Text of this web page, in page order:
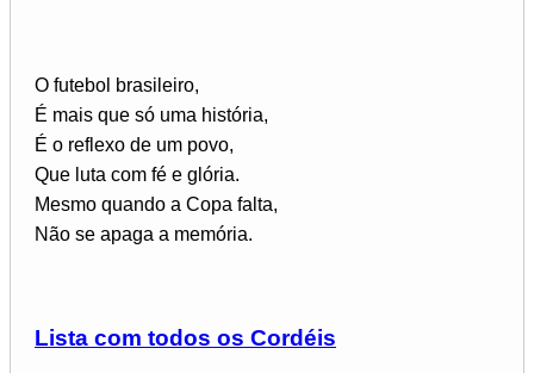
O futebol brasileiro,
É mais que só uma história,
É o reflexo de um povo,
Que luta com fé e glória.
Mesmo quando a Copa falta,
Não se apaga a memória.
Lista com todos os Cordéis